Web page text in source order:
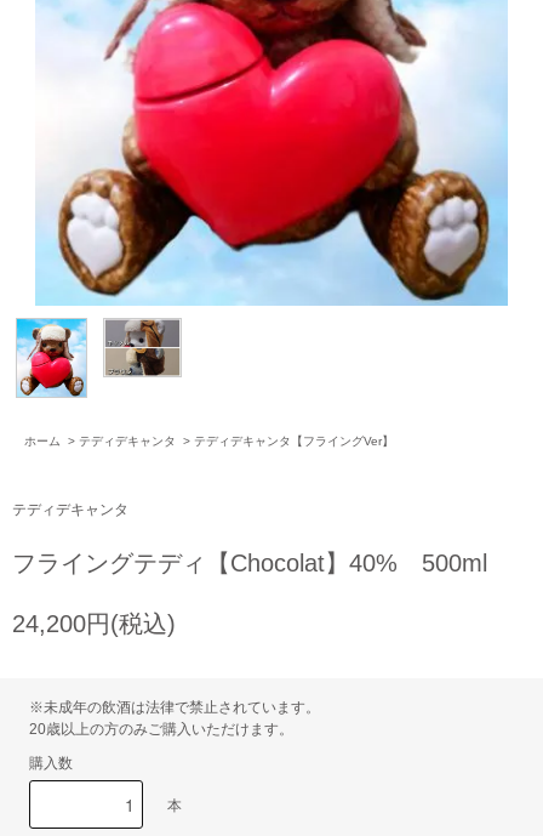
ホーム > テディデキャンタ > テディデキャンタ【フライングVer】
テディデキャンタ
フライングテディ【Chocolat】40% 500ml
24,200円(税込)
※未成年の飲酒は法律で禁止されています。
20歳以上の方のみご購入いただけます。
購入数
本